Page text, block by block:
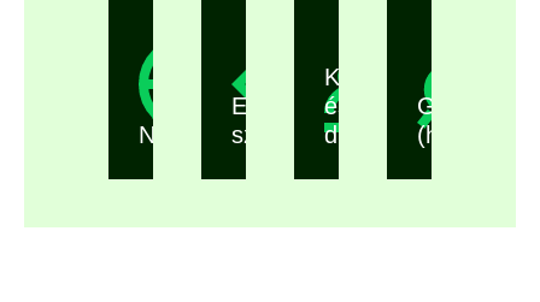
Navigator
Egyetemi
szolgáltatások
Közösség
és
diákszervezetek